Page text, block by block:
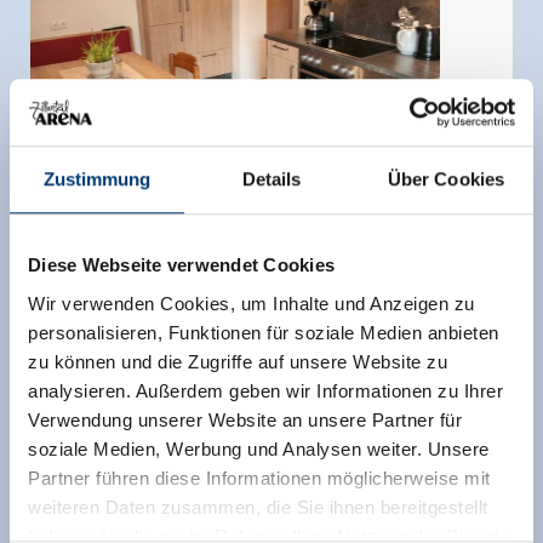
Zustimmung Details Über Cookies
Diese Webseite verwendet Cookies
Wir verwenden Cookies, um Inhalte und Anzeigen zu
personalisieren, Funktionen für soziale Medien anbieten
zu können und die Zugriffe auf unsere Website zu
analysieren. Außerdem geben wir Informationen zu Ihrer
Verwendung unserer Website an unsere Partner für
soziale Medien, Werbung und Analysen weiter. Unsere
Partner führen diese Informationen möglicherweise mit
weiteren Daten zusammen, die Sie ihnen bereitgestellt
haben oder die sie im Rahmen Ihrer Nutzung der Dienste
Apart Gerlosstein
Zimmergröße:50 m² |Belegung: 1 - 5 Personen
|Schlafzimmer:2